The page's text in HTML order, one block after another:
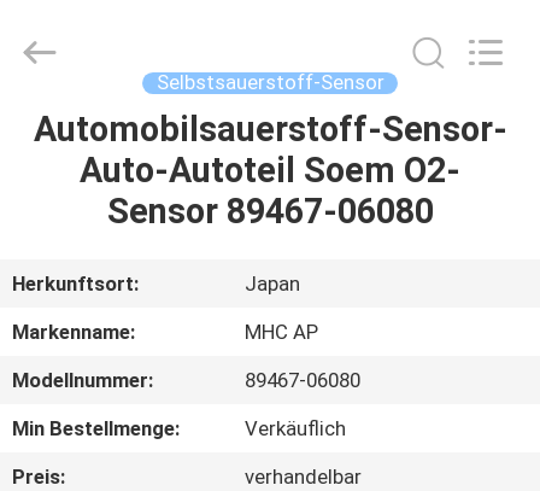
HEIM
PRODUKTE
ÜBER
UNS
FABRIK-
AUSFLUG
Parts
Limited.
Selbstsauerstoff-Sensor
Automobilsauerstoff-Sensor-
Auto-Autoteil Soem O2-
Sensor 89467-06080
Herkunftsort:
Japan
Markenname:
MHC AP
Modellnummer:
89467-06080
Min Bestellmenge:
Verkäuflich
Preis:
verhandelbar